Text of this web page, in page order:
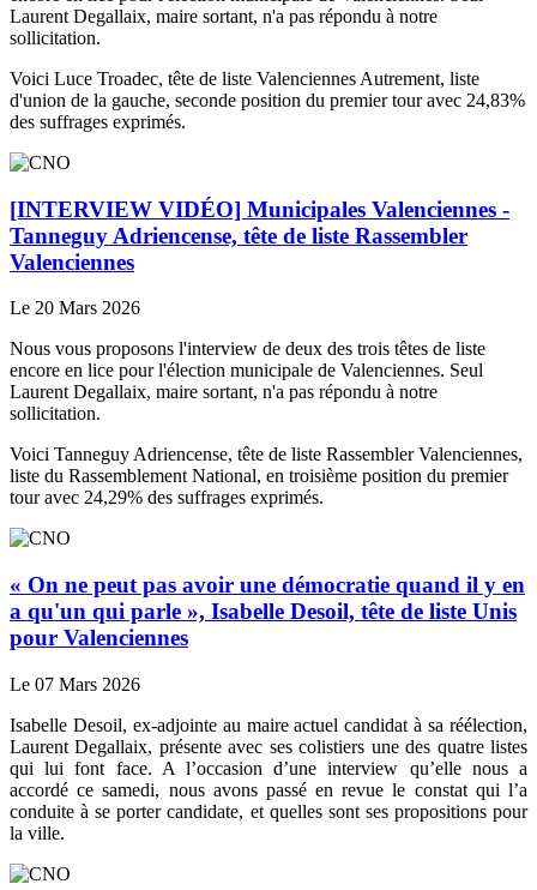
Laurent Degallaix, maire sortant, n'a pas répondu à notre
sollicitation.
Voici Luce Troadec, tête de liste Valenciennes Autrement, liste
d'union de la gauche, seconde position du premier tour avec 24,83%
des suffrages exprimés.
[INTERVIEW VIDÉO] Municipales Valenciennes -
Tanneguy Adriencense, tête de liste Rassembler
Valenciennes
Le 20 Mars 2026
Nous vous proposons l'interview de deux des trois têtes de liste
encore en lice pour l'élection municipale de Valenciennes. Seul
Laurent Degallaix, maire sortant, n'a pas répondu à notre
sollicitation.
Voici Tanneguy Adriencense, tête de liste Rassembler Valenciennes,
liste du Rassemblement National, en troisième position du premier
tour avec 24,29% des suffrages exprimés.
« On ne peut pas avoir une démocratie quand il y en
a qu'un qui parle », Isabelle Desoil, tête de liste Unis
pour Valenciennes
Le 07 Mars 2026
Isabelle Desoil, ex-adjointe au maire actuel candidat à sa réélection,
Laurent Degallaix, présente avec ses colistiers une des quatre listes
qui lui font face. A l’occasion d’une interview qu’elle nous a
accordé ce samedi, nous avons passé en revue le constat qui l’a
conduite à se porter candidate, et quelles sont ses propositions pour
la ville.